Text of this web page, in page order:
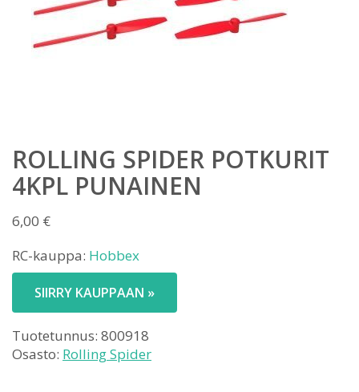
ROLLING SPIDER POTKURIT
4KPL PUNAINEN
6,00 €
RC-kauppa: Hobbex
SIIRRY KAUPPAAN »
Tuotetunnus: 800918
Osasto: Rolling Spider